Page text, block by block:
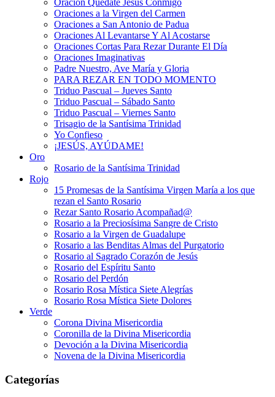
Oración Quédate Jesús Conmigo
Oraciones a la Virgen del Carmen
Oraciones a San Antonio de Padua
Oraciones Al Levantarse Y Al Acostarse
Oraciones Cortas Para Rezar Durante El Día
Oraciones Imaginativas
Padre Nuestro, Ave María y Gloria
PARA REZAR EN TODO MOMENTO
Triduo Pascual – Jueves Santo
Triduo Pascual – Sábado Santo
Triduo Pascual – Viernes Santo
Trisagio de la Santísima Trinidad
Yo Confieso
¡JESÚS, AYÚDAME!
Oro
Rosario de la Santísima Trinidad
Rojo
15 Promesas de la Santísima Virgen María a los que
rezan el Santo Rosario
Rezar Santo Rosario Acompañad@
Rosario a la Preciosísima Sangre de Cristo
Rosario a la Virgen de Guadalupe
Rosario a las Benditas Almas del Purgatorio
Rosario al Sagrado Corazón de Jesús
Rosario del Espíritu Santo
Rosario del Perdón
Rosario Rosa Mística Siete Alegrías
Rosario Rosa Mística Siete Dolores
Verde
Corona Divina Misericordia
Coronilla de la Divina Misericordia
Devoción a la Divina Misericordia
Novena de la Divina Misericordia
Categorías